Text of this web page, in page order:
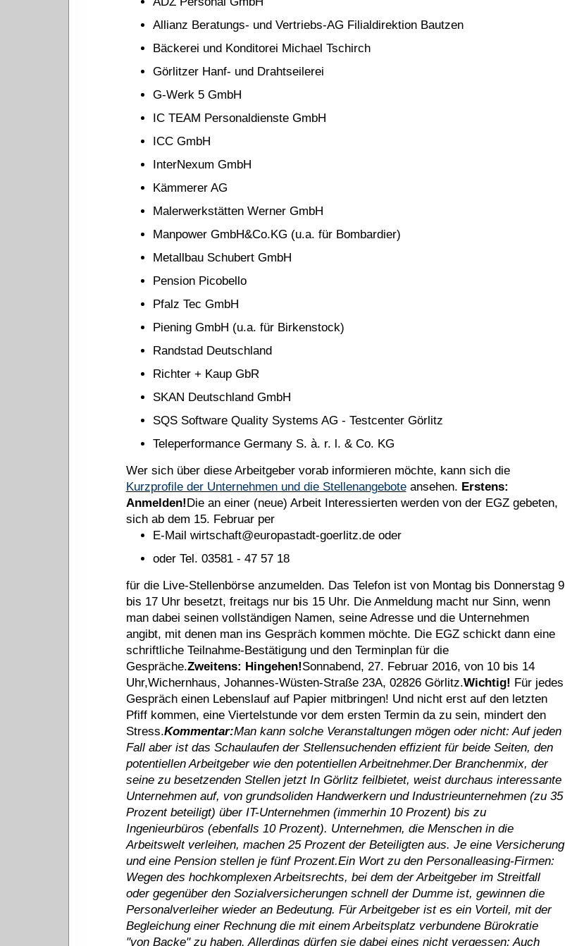
Allianz Beratungs- und Vertriebs-AG Filialdirektion Bautzen
Bäckerei und Konditorei Michael Tschirch
Görlitzer Hanf- und Drahtseilerei
G-Werk 5 GmbH
IC TEAM Personaldienste GmbH
ICC GmbH
InterNexum GmbH
Kämmerer AG
Malerwerkstätten Werner GmbH
Manpower GmbH&Co.KG (u.a. für Bombardier)
Metallbau Schubert GmbH
Pension Picobello
Pfalz Tec GmbH
Piening GmbH (u.a. für Birkenstock)
Randstad Deutschland
Richter + Kaup GbR
SKAN Deutschland GmbH
SQS Software Quality Systems AG - Testcenter Görlitz
Teleperformance Germany S. à. r. l. & Co. KG
Wer sich über diese Arbeitgeber vorab informieren möchte, kann sich die
Kurzprofile der Unternehmen und die Stellenangeboteansehen. Erstens:
Anmelden!Die an einer (neue) Arbeit Interessierten werden von der EGZ gebeten,
sich ab dem 15. Februar per
E-Mail wirtschaft@europastadt-goerlitz.de oder
oder Tel. 03581 - 47 57 18
für die Live-Stellenbörse anzumelden. Das Telefon ist von Montag bis Donnerstag 9
bis 17 Uhr besetzt, freitags nur bis 15 Uhr. Die Anmeldung macht nur Sinn, wenn
man dabei seinen vollständigen Namen, seine Adresse und die Unternehmen
angibt, mit denen man ins Gespräch kommen möchte. Die EGZ schickt dann eine
schriftliche Teilnahme-Bestätigung und den Terminplan für die
Gespräche.Zweitens: Hingehen!Sonnabend, 27. Februar 2016, von 10 bis 14
Uhr,Wichernhaus, Johannes-Wüsten-Straße 23A, 02826 Görlitz.Wichtig! Für jedes
Gespräch einen Lebenslauf auf Papier mitbringen! Und nicht erst auf den letzten
Pfiff kommen, eine Viertelstunde vor dem ersten Termin da zu sein, mindert den
Stress.Kommentar:Man kann solche Veranstaltungen mögen oder nicht: Auf jeden
Fall aber ist das Schaulaufen der Stellensuchenden effizient für beide Seiten, den
potentiellen Arbeitgeber wie den potentiellen Arbeitnehmer.Der Branchenmix, der
seine zu besetzenden Stellen jetzt In Görlitz feilbietet, weist durchaus interessante
Unternehmen auf, von grundsoliden Handwerkern und Industrieunternehmen (zu 35
Prozent beteiligt) über IT-Unternehmen (immerhin 10 Prozent) bis zu
Ingenieurbüros (ebenfalls 10 Prozent). Unternehmen, die Menschen in die
Arbeitswelt verleihen, machen 25 Prozent der Beteiligten aus. Je eine Versicherung
und eine Pension stellen je fünf Prozent.Ein Wort zu den Personalleasing-Firmen:
Wegen des hochkomplexen Arbeitsrechts, bei dem der Arbeitgeber im Streitfall
oder gegenüber den Sozialversicherungen schnell der Dumme ist, gewinnen die
Personalverleiher wieder an Bedeutung. Für Arbeitgeber ist es ein Vorteil, mit der
Begleichung einer Rechnung die mit einem Arbeitsplatz verbundene Bürokratie
"von Backe" zu haben. Allerdings dürfen sie dabei eines nicht vergessen: Auch